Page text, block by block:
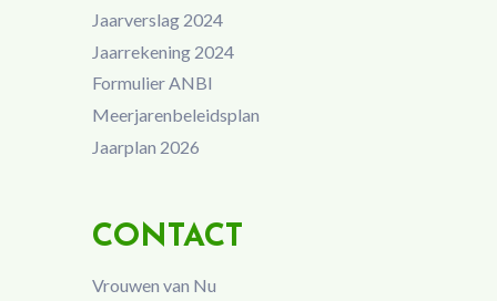
Jaarverslag 2024
Jaarrekening 2024
Formulier ANBI
Meerjarenbeleidsplan
Jaarplan 2026
CONTACT
Vrouwen van Nu